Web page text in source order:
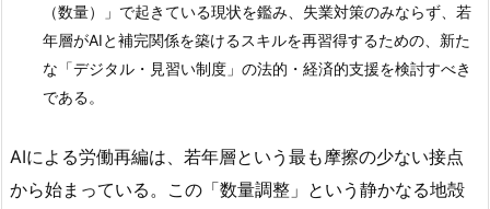
（数量）」で起きている現状を鑑み、失業対策のみならず、若
年層がAIと補完関係を築けるスキルを再習得するための、新た
な「デジタル・見習い制度」の法的・経済的支援を検討すべき
である。
AIによる労働再編は、若年層という最も摩擦の少ない接点
から始まっている。この「数量調整」という静かなる地殻